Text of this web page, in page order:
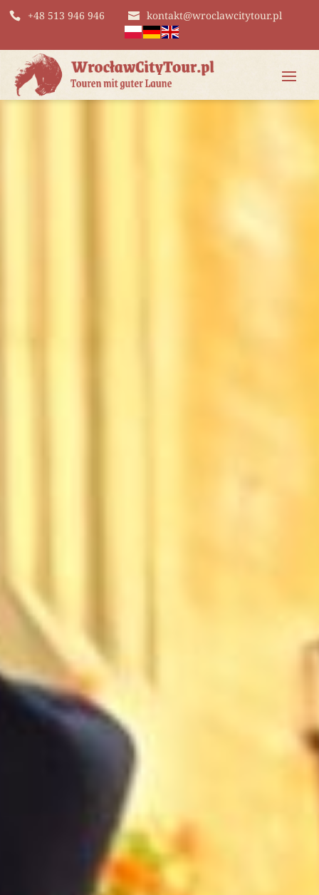
+48 513 946 946 kontakt@wroclawcitytour.pl